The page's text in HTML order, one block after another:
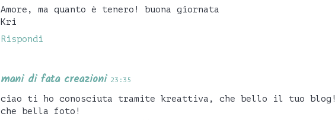
Amore, ma quanto è tenero! buona giornata
Kri
Rispondi
mani di fata creazioni 23:35
ciao ti ho conosciuta tramite kreattiva, che bello il tuo blog!
che bella foto!